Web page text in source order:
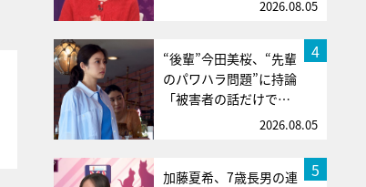
2026.08.05
4
“後輩”今田美桜、“先輩
のパワハラ問題”に持論
「被害者の話だけで…
2026.08.05
5
加藤夏希、7歳長男の連